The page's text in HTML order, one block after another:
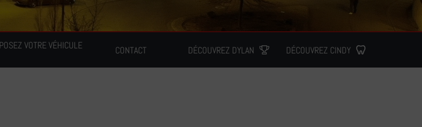
VOTRE VÉHICULE CONTACT DÉCOUVREZ DYLAN DÉCOUVREZ CINDY